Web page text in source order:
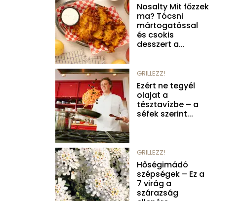
Nosalty Mit főzzek
ma? Tócsni
mártogatóssal
és csokis
desszert a...
GRILLEZZ!
Ezért ne tegyél
olajat a
tésztavízbe – a
séfek szerint...
GRILLEZZ!
Hőségimádó
szépségek – Ez a
7 virág a
szárazság